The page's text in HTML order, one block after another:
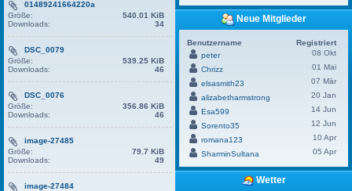
01489241664220a
Größe:
540.01 KiB
Downloads:
34
DSC_0079
Größe:
539.25 KiB
Downloads:
46
DSC_0076
Größe:
356.86 KiB
Downloads:
46
image-27485
Größe:
79.7 KiB
Downloads:
49
image-27484
Neue Mitglieder
Benutzername
Registriert
peter
08 Okt
Chrizz
01 Mai
elsasmith23
07 Mär
alizabetharmstrong
20 Jan
Esa599
14 Jun
Sorento35
12 Jun
romana123
10 Apr
SharminSultana
05 Apr
Wetter